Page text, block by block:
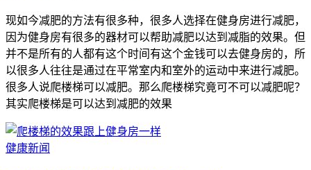
现如今减肥的方法有很多种，很多人选择在健身房进行减肥，
因为健身房有很多的器材可以帮助减肥以达到减脂的效果。但
并不是所有的人都有这个时间有这个金钱可以去健身房的，所
以很多人往往是通过在平常室内和室外的运动中来进行减肥。
很多人说爬楼梯可以减肥。那么爬楼梯究竟可不可以减肥呢？
其实爬楼梯是可以达到减肥的效果
健康新闻